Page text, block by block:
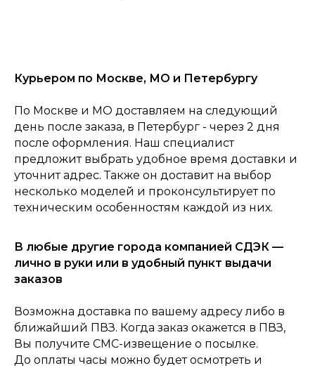
Курьером по Москве, МО и Петербургу
По Москве и МО доставляем на следующий
день после заказа, в Петербург - через 2 дня
после оформления. Наш специалист
предложит выбрать удобное время доставки и
уточнит адрес. Также он доставит на выбор
несколько моделей и проконсультирует по
техническим особенностям каждой из них.
В любые другие города компанией СДЭК —
лично в руки или в удобный пункт выдачи
заказов
Возможна доставка по вашему адресу либо в
ближайший ПВЗ. Когда заказ окажется в ПВЗ,
Вы получите СМС-извещение о посылке.
До оплаты часы можно будет осмотреть и